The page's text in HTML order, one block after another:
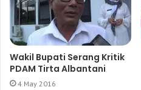
Wakil Bupati Serang Kritik
PDAM Tirta Albantani
4 May 2016